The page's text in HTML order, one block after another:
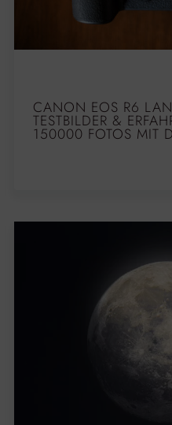
CANON EOS R6
TESTBILDER &
150000 FOTOS MIT